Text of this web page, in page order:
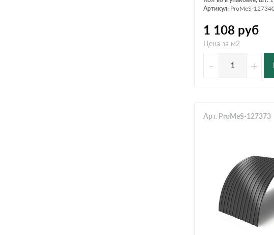
Артикул: ProMeS-
1 108 руб
Цена за м2
- +
Арт. ProMeS-127373